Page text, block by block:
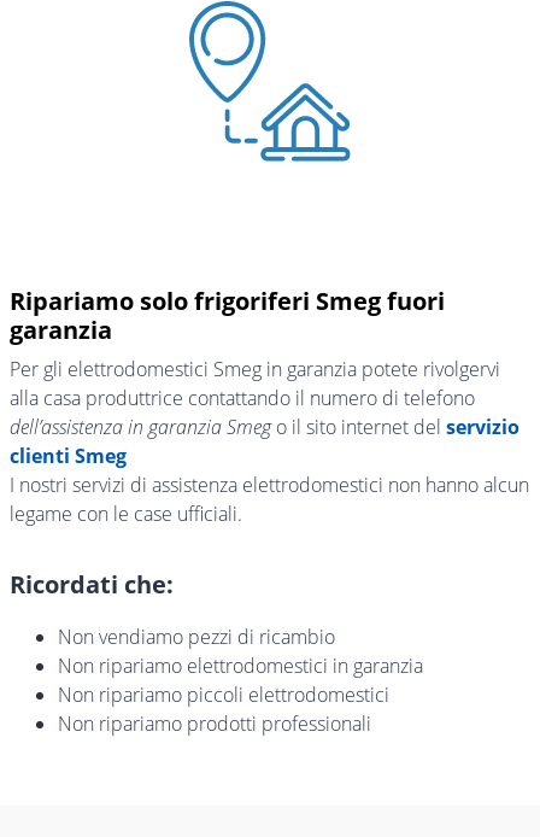
Ripariamo solo frigoriferi Smeg fuori
garanzia
Per gli elettrodomestici Smeg in garanzia potete rivolgervi
alla casa produttrice contattando il numero di telefono
dell’assistenza in garanzia Smego il sito internet del servizio
clienti Smeg
I nostri servizi di assistenza elettrodomestici non hanno alcun
legame con le case ufficiali.
Ricordati che:
Non vendiamo pezzi di ricambio
Non ripariamo elettrodomestici in garanzia
Non ripariamo piccoli elettrodomestici
Non ripariamo prodotti professionali